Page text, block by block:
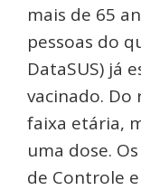
mais de 65
pessoas do
DataSUS) já
vacinado. Do
faixa etária,
uma dose.
de Controle